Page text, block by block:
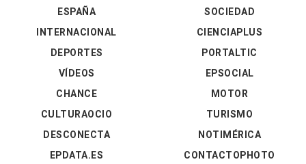
ESPAÑA
INTERNACIONAL
DEPORTES
VÍDEOS
SOCIEDAD
CIENCIAPLUS
PORTALTIC
EPSOCIAL
CHANCE
CULTURAOCIO
DESCONECTA
EPDATA.ES
MOTOR
TURISMO
NOTIMÉRICA
CONTACTOPHOTO